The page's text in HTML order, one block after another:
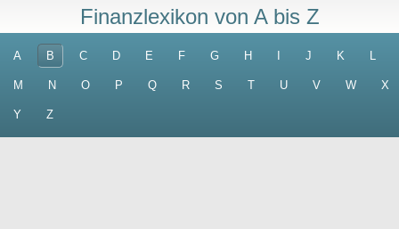
Finanzlexikon von A bis Z
A B C D E F G H J K L
M N O P Q R S T U V W X
Y Z